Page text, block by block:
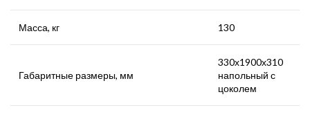
Масса, кг 130
Габаритные размеры, мм
330х1900х310
напольный с
цоколем